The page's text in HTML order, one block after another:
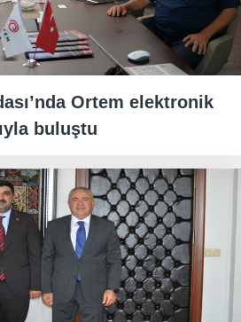
Ortem elektronik
buluştu